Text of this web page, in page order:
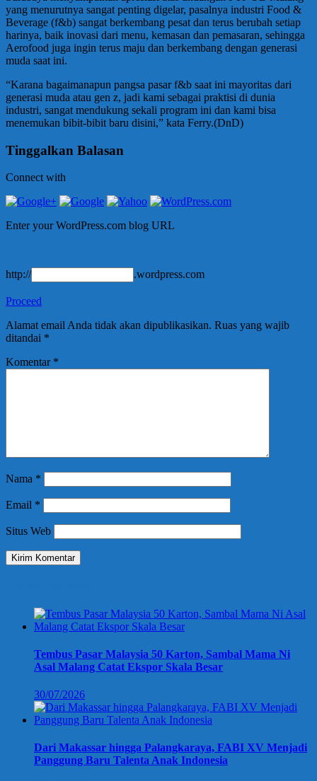
yang menurutnya sangat penting digelar, pasalnya industri Food &
Beverage (f&b) sangat berkembang pesat dan terus berubah setiap
harinya, baik inovasi dari menu, kemasan dan pemasaran, sehingga
Aerofood juga ingin terus maju dan berkembang dengan generasi
muda saat ini.
“Karana bagaimanapun pangsa pasar f&b saat ini mayoritas dari
generasi muda atau gen z, jadi kami sebagai praktisi di dunia
industri, sangat mendukung sekali program ini dan kami bisa
menemukan bibit-bibit baru disini,” kata Ferry.(DnD)
Tinggalkan Balasan
Connect with
Enter your WordPress.com blog URL
http:// .wordpress.com
Proceed
Alamat email Anda tidak akan dipublikasikan. Ruas yang wajib
ditandai *
Komentar *
Nama *
Email *
Situs Web
Tembus Pasar Malaysia 50 Karton, Sambal Mama Ni
Asal Malang Catat Ekspor Skala Besar
30/07/2026
Dari Makassar hingga Palangkaraya, FABI XV Menjadi
Panggung Baru Talenta Anak Indonesia